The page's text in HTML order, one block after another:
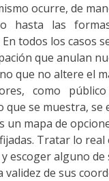
ocurre, de
hasta las
todos los casos
que anulan
que no altere el
como
se muestra, se
un mapa de
Tratar lo
escoger alguno
de sus